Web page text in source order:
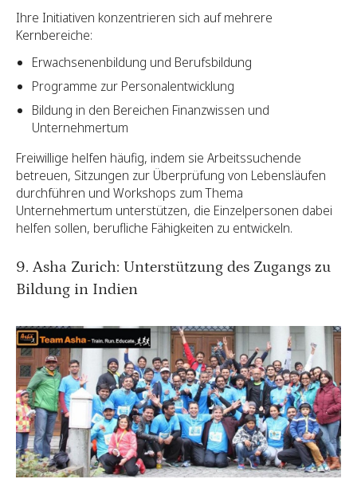
Ihre Initiativen konzentrieren sich auf mehrere
Kernbereiche:
Erwachsenenbildung und Berufsbildung
Programme zur Personalentwicklung
Bildung in den Bereichen Finanzwissen und
Unternehmertum
Freiwillige helfen häufig, indem sie Arbeitssuchende
betreuen, Sitzungen zur Überprüfung von Lebensläufen
durchführen und Workshops zum Thema
Unternehmertum unterstützen, die Einzelpersonen dabei
helfen sollen, berufliche Fähigkeiten zu entwickeln.
9. Asha Zurich: Unterstützung des Zugangs zu
Bildung in Indien